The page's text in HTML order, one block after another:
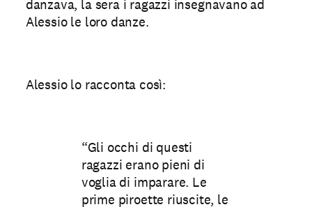
danzava, la sera i ragazzi insegnavano ad
Alessio le loro danze.
Alessio lo racconta così:
“Gli occhi di questi
ragazzi erano pieni di
voglia di imparare. Le
prime piroette riuscite, le